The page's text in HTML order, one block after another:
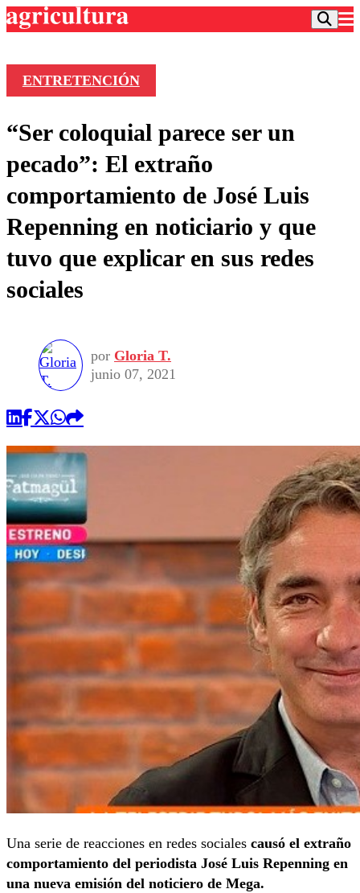
Frecuencias
Agricultura TV
Deportes
Colo Colo
Motor
Otros Deportes
Seleccion Chilena
Universidad de Chile
Entretención
Dato Practico
Economía
Sustentabilidad
Vida Social
Publicaciones en medios
Opinión
ENTRETENCIÓN
“Ser coloquial parece ser un
pecado”: El extraño
comportamiento de José Luis
Repenning en noticiario y que
tuvo que explicar en sus redes
sociales
por Gloria T.
junio 07, 2021
Una serie de reacciones en redes sociales causó el extraño
comportamiento del periodista José Luis Repenning en
una nueva emisión del noticiero de Mega.